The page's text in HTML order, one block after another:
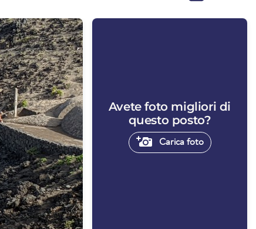
Avete foto migliori di
questo posto?
Carica foto